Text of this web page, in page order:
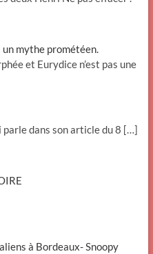
mythe prométéen.
et Eurydice n’est pas une
parle dans son article du 8 […]
à Bordeaux- Snoopy